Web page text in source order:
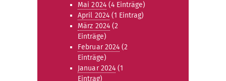
Mai 2024(4 Einträge)
April 2024 (1 Eintrag)
März 2024(2
Einträge)
Februar 2024 (2
Einträge)
Januar 2024 (1
Eintrag)